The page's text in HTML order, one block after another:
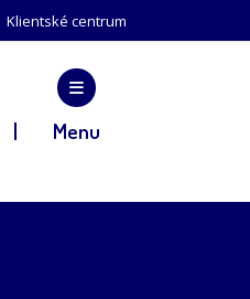
Klientské centrum
Menu